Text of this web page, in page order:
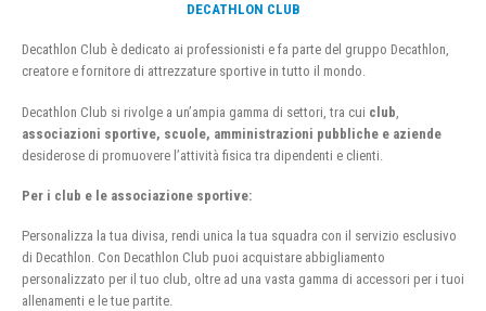
DECATHLON CLUB
Decathlon Club è dedicato ai professionisti e fa parte del gruppo Decathlon,
creatore e fornitore di attrezzature sportive in tutto il mondo.
Decathlon Club si rivolge a un’ampia gamma di settori, tra cui club
associazioni sportive, scuole, amministrazioni pubbliche e aziende
desiderose di promuovere l’attività fisica tra dipendenti e clienti.
Per i club e le associazione sportive:
Personalizza la tua divisa, rendi unica la tua squadra con il servizio esclusivo
di Decathlon. Con Decathlon Club puoi acquistare abbigliamento
personalizzato per il tuo club, oltre ad una vasta gamma di accessori per i tuoi
allenamenti e le tue partite.